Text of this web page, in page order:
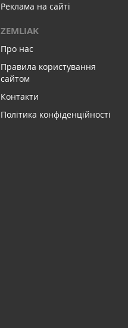
Реклама на сайті
ZEMLIAK
Про нас
Правила користування
сайтом
Контакти
Політика конфіденційності